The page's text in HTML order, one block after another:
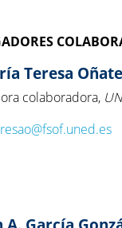
Teresa
colaboradora,